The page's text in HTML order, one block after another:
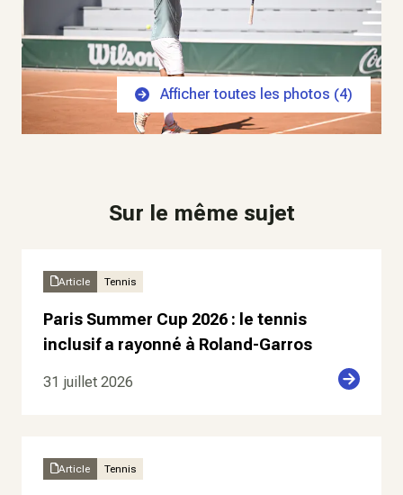
Afficher toutes les photos (4)
Sur le même sujet
Article Tennis
Paris Summer Cup 2026 : le tennis
inclusif a rayonné à Roland-Garros
31 juillet 2026
Article Tennis